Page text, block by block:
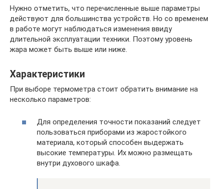
Нужно отметить, что перечисленные выше параметры
действуют для большинства устройств. Но со временем
в работе могут наблюдаться изменения ввиду
длительной эксплуатации техники. Поэтому уровень
жара может быть выше или ниже.
Характеристики
При выборе термометра стоит обратить внимание на
несколько параметров:
Для определения точности показаний следует
пользоваться приборами из жаростойкого
материала, который способен выдержать
высокие температуры. Их можно размещать
внутри духового шкафа.